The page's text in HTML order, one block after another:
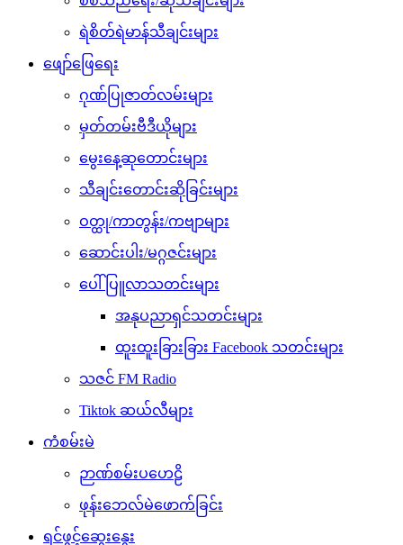
ရဲစိတ်ရဲမာန်သီချင်းများ
ဖျော်ဖြေရေး
ဂုဏ်ပြုဇာတ်လမ်းများ
မှတ်တမ်းဗီဒီယိုများ
မွေးနေ့ဆုတောင်းများ
သီချင်းတောင်းဆိုခြင်းများ
ဝတ္ထု/ကာတွန်း/ကဗျာများ
ဆောင်းပါး/မဂ္ဂဇင်းများ
ပေါ်ပြူလာသတင်းများ
အနုပညာရှင်သတင်းများ
ထူးထူးခြားခြား Facebook သတင်းများ
သဇင် FM Radio
Tiktok ဆယ်လီများ
ကံစမ်းမဲ
ဉာဏ်စမ်းပဟေဠိ
ဖုန်းဘေလ်မဲဖောက်ခြင်း
ရင်ဖွင့်ဆွေးနွေး